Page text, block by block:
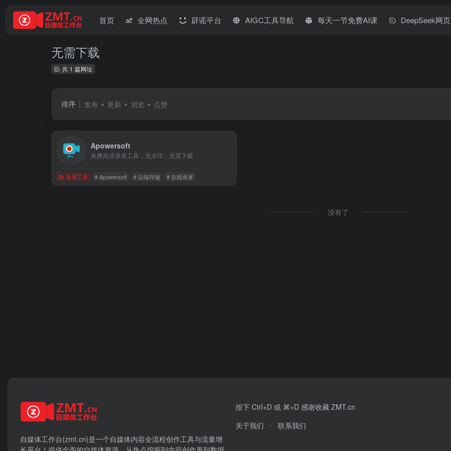
首页 全网热点 辟谣平台 AIGC工具导航 每天一节免费AI课 DeepSeek网
无需下载
共 1 篇网址
排序 发布 更新 浏览 点赞
Apowersoft
免费高清录屏工具，无水印，无需下载
录屏工具 # Apowersoft # 云端存储 # 在线录屏
没有了
自媒体工作台(zmt.cn)是一个自媒体内容全流程创作工具与流量增
按下 Ctrl+D 或 ⌘+D 感谢收藏 ZMT.cn
关于我们
联系我们